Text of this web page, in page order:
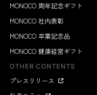
MONOCO 周年記念ギフト
MONOCO 社内表彰
MONOCO 卒業記念品
MONOCO 健康経営ギフト
OTHER CONTENTS
プレスリリース